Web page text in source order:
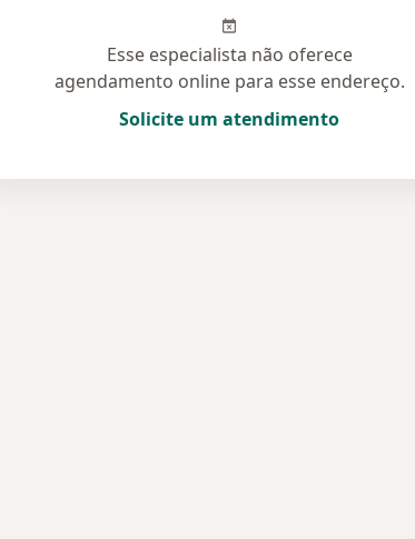
Esse especialista não oferece
agendamento online para esse endereço.
Solicite um atendimento